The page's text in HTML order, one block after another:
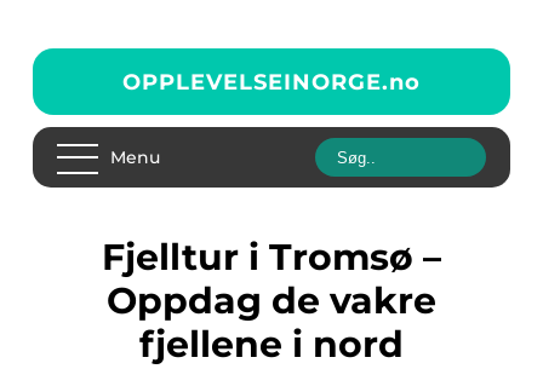
OPPLEVELSEINORGE.no
Menu
Fjelltur i Tromsø –
Oppdag de vakre
fjellene i nord